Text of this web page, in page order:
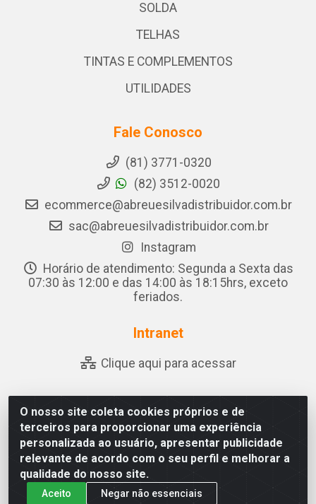
O nosso site coleta cookies próprios e de
terceiros para proporcionar uma experiência
personalizada ao usuário, apresentar publicidade
relevante de acordo com o seu perfil e melhorar a
qualidade do nosso site.
Aceito Negar não essenciais
SOLDA
TELHAS
TINTAS E COMPLEMENTOS
UTILIDADES
Fale Conosco
(81) 3771-0320
(82) 3512-0020
ecommerce@abreuesilvadistribuidor.com.br
sac@abreuesilvadistribuidor.com.br
Instagram
Horário de atendimento: Segunda a Sexta das
07:30 às 12:00 e das 14:00 às 18:15hrs, exceto
feriados.
Intranet
Clique aqui para acessar
Abreu & Silva - Rua Padre Jose de Souza Leite, 265 - Ariado,
Olho D'Água das Flores/AL - CEP 57.442-000 - CNPJ
04.790.656/0001-06